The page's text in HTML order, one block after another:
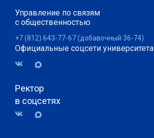
Управление по связям
с общественностью
+7 (812) 643-77-67 (добавочный 36-74)
Официальные соцсети университета
Ректор
в соцсетях